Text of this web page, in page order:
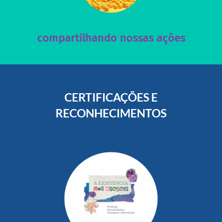
compartilhando nossas ações
Acesse nossas redes sociais e nos ajude compartilhando
nossos posts e nosso site!
CERTIFICAÇÕES E
RECONHECIMENTOS